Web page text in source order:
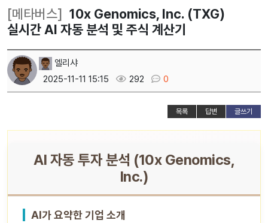
[메타버스] 10x Genomics, Inc. (TXG)
실시간 AI 자동 분석 및 주식 계산기
엘리샤
2025-11-11 15:15
292 0
목록 답변 글쓰기
AI 자동 투자 분석 (10x Genomics,
Inc.)
AI가 요약한 기업 소개